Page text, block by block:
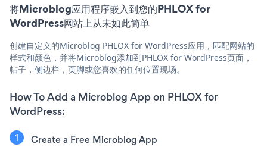
将Microblog应用程序嵌入到您的PHLOX for
WordPress网站上从未如此简单
创建自定义的Microblog PHLOX for WordPress应用，匹配网站的
样式和颜色，并将Microblog添加到PHLOX for WordPress页面，
帖子，侧边栏，页脚或您喜欢的任何位置现场。
How To Add a Microblog App on PHLOX for
WordPress:
Create a Free Microblog App